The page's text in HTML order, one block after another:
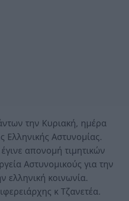
την Κυριακή, ημέρα
Αστυνομίας.
απονομή τιμητικών
Αστυνομικούς για την
ελληνική κοινωνία.
κ Τζανετέα.